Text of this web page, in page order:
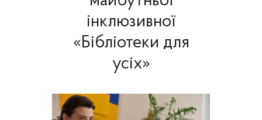
інклюзивної
«Бібліотеки для
усіх»